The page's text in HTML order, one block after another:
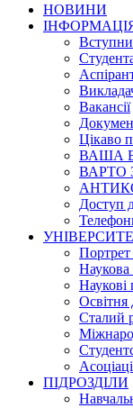
НОВИНИ
Вакансії
Цікаво
ВАША
ВАРТО
Доступ
Наукова
Наукові
Освітня
Сталий
ПІДРОЗДІЛИ